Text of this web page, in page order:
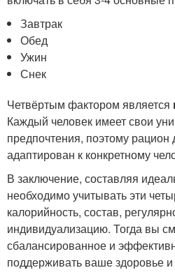
Завтрак
Обед
Ужин
Снек
Четвёртым фактором является
Каждый человек имеет свои
предпочтения, поэтому
адаптирован к конкретному
В заключение, составляя
необходимо учитывать эти
калорийность, состав,
индивидуализацию. Тогда вы
сбалансированное и
поддерживать ваше здоровье и